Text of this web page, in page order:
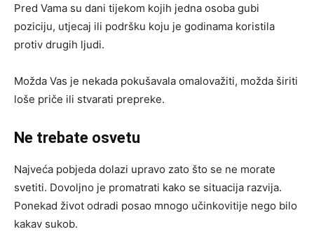
Pred Vama su dani tijekom kojih jedna osoba gubi
poziciju, utjecaj ili podršku koju je godinama koristila
protiv drugih ljudi.
Možda Vas je nekada pokušavala omalovažiti, možda širiti
loše priče ili stvarati prepreke.
Ne trebate osvetu
Najveća pobjeda dolazi upravo zato što se ne morate
svetiti. Dovoljno je promatrati kako se situacija razvija.
Ponekad život odradi posao mnogo učinkovitije nego bilo
kakav sukob.